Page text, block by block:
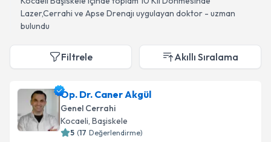
Lazer,Cerrahi ve Apse Drenajı uygulayan doktor - uzman
bulundu
Filtrele Akıllı Sıralama
Op. Dr. Caner Akgül
Genel Cerrahi
Kocaeli, Başiskele
5 (17 Değerlendirme)